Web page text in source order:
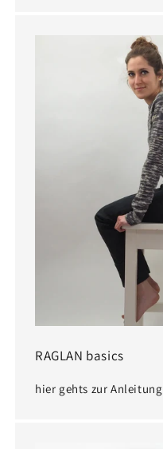
RAGLAN basics
hier gehts zur Anleitung